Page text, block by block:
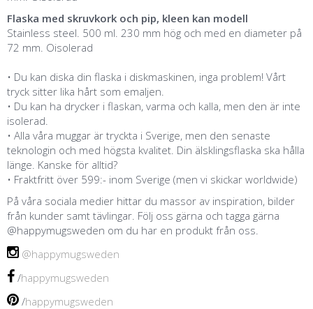
Flaska med skruvkork och pip, kleen kan modell
Stainless steel. 500 ml. 230 mm hög och med en diameter på
72 mm. Oisolerad
• Du kan diska din flaska i diskmaskinen, inga problem! Vårt
tryck sitter lika hårt som emaljen.
• Du kan ha drycker i flaskan, varma och kalla, men den är inte
isolerad.
• Alla våra muggar är tryckta i Sverige, men den senaste
teknologin och med högsta kvalitet. Din älsklingsflaska ska hålla
länge. Kanske för alltid?
• Fraktfritt över 599:- inom Sverige (men vi skickar worldwide)
På våra sociala medier hittar du massor av inspiration, bilder
från kunder samt tävlingar. Följ oss gärna och tagga gärna
@happymugsweden om du har en produkt från oss.
@happymugsweden
/happymugsweden
/happymugsweden